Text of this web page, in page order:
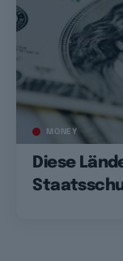
MONEY
Diese